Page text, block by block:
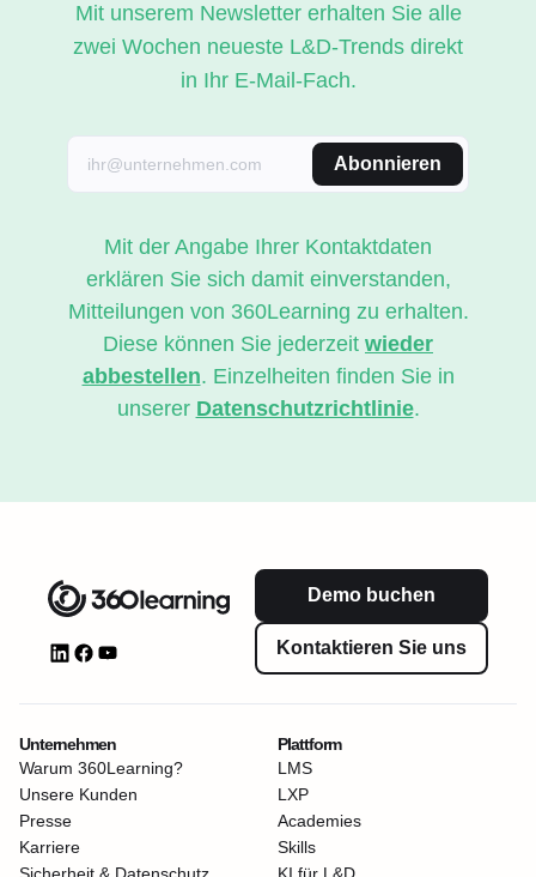
Mit unserem Newsletter erhalten Sie alle
zwei Wochen neueste L&D-Trends direkt
in Ihr E-Mail-Fach.
Abonnieren
Mit der Angabe Ihrer Kontaktdaten
erklären Sie sich damit einverstanden,
Mitteilungen von 360Learning zu erhalten.
Diese können Sie jederzeit wieder
abbestellen. Einzelheiten finden Sie in
unserer Datenschutzrichtlinie.
Demo buchen
Kontaktieren Sie uns
Unternehmen
Warum 360Learning?
Unsere Kunden
Presse
Karriere
Plattform
LMS
LXP
Academies
Skills